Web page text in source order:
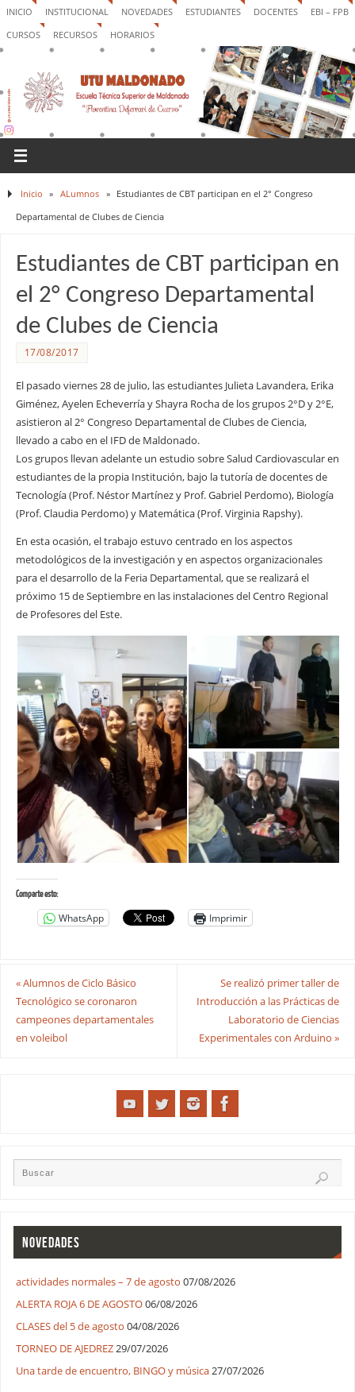
INICIO INSTITUCIONAL NOVEDADES ESTUDIANTES DOCENTES
EBI – FPB
CURSOS
RECURSOS HORARIOS
Inicio » ALumnos » Estudiantes de CBT participan en el 2° Congreso
Departamental de Clubes de Ciencia
Estudiantes de CBT participan en
el 2° Congreso Departamental
de Clubes de Ciencia
17/08/2017
El pasado viernes 28 de julio, las estudiantes Julieta Lavandera, Erika
Giménez, Ayelen Echeverría y Shayra Rocha de los grupos 2°D y 2°E,
asistieron al 2° Congreso Departamental de Clubes de Ciencia,
llevado a cabo en el IFD de Maldonado.
Los grupos llevan adelante un estudio sobre Salud Cardiovascular en
estudiantes de la propia Institución, bajo la tutoría de docentes de
Tecnología (Prof. Néstor Martínez y Prof. Gabriel Perdomo), Biología
(Prof. Claudia Perdomo) y Matemática (Prof. Virginia Rapshy).
En esta ocasión, el trabajo estuvo centrado en los aspectos
metodológicos de la investigación y en aspectos organizacionales
para el desarrollo de la Feria Departamental, que se realizará el
próximo 15 de Septiembre en las instalaciones del Centro Regional
de Profesores del Este.
Comparte esto:
WhatsApp Imprimir
«Alumnos de Ciclo Básico
Tecnológico se coronaron
campeones departamentales
en voleibol
Se realizó primer taller de
Introducción a las Prácticas de
Laboratorio de Ciencias
Experimentales con Arduino»
NOVEDADES
actividades normales – 7 de agosto 07/08/2026
ALERTA ROJA 6 DE AGOSTO06/08/2026
CLASES del 5 de agosto 04/08/2026
TORNEO DE AJEDREZ29/07/2026
Una tarde de encuentro, BINGO y música27/07/2026